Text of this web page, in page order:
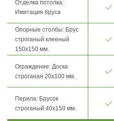
Отделка потолка:
Имитация бруса
Опорные столбы: Брус
строганый клееный
150х150 мм.
Ограждение: Доска
строганая 20х100 мм.
Перила: Брусок
строганый 40х150 мм.